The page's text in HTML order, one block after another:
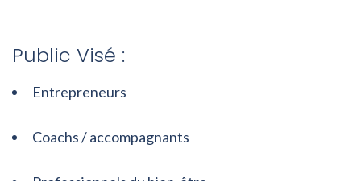
Public Visé :
Entrepreneurs
Coachs / accompagnants